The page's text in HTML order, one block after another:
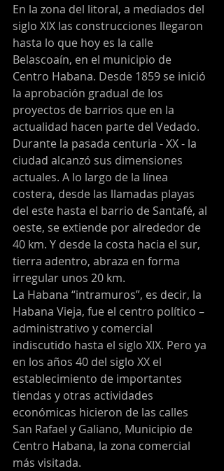
En la zona del litoral, a mediados del
siglo XIX las construcciones llegaron
hasta lo que hoy es la calle
Belascoaín, en el municipio de
Centro Habana. Desde 1859 se inició
la aprobación gradual de los
proyectos de barrios que en la
actualidad hacen parte del Vedado.
Durante la pasada centuria - XX - la
ciudad alcanzó sus dimensiones
actuales. A lo largo de la línea
costera, desde las llamadas playas
del este hasta el barrio de Santafé, al
oeste, se extiende por alrededor de
40 km. Y desde la costa hacia el sur,
tierra adentro, abraza en forma
irregular unos 20 km.
La Habana “intramuros”, es decir, la
Habana Vieja, fue el centro político –
administrativo y comercial
indiscutido hasta el siglo XIX. Pero ya
en los años 40 del siglo XX el
establecimiento de importantes
tiendas y otras actividades
económicas hicieron de las calles
San Rafael y Galiano, Municipio de
Centro Habana, la zona comercial
más visitada.